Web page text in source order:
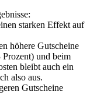
starken Effekt auf
höhere Gutscheine
und beim
bleibt auch ein
also aus.
Gutscheine